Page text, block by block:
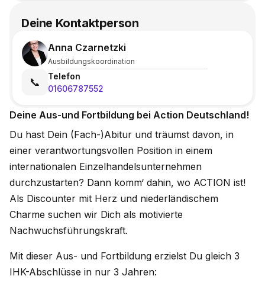
Deine Aus-und Fortbildung bei Action Deutschland!
Du hast Dein (Fach-)Abitur und träumst davon, in
einer verantwortungsvollen Position in einem
internationalen Einzelhandelsunternehmen
durchzustarten? Dann komm‘ dahin, wo ACTION ist!
Als Discounter mit Herz und niederländischem
Charme suchen wir Dich als motivierte
Nachwuchsführungskraft.
Mit dieser Aus- und Fortbildung erzielst Du gleich 3
IHK-Abschlüsse in nur 3 Jahren:
Deine Kontaktperson
Anna Czarnetzki
Ausbildungskoordination
📞
Telefon
01606787552